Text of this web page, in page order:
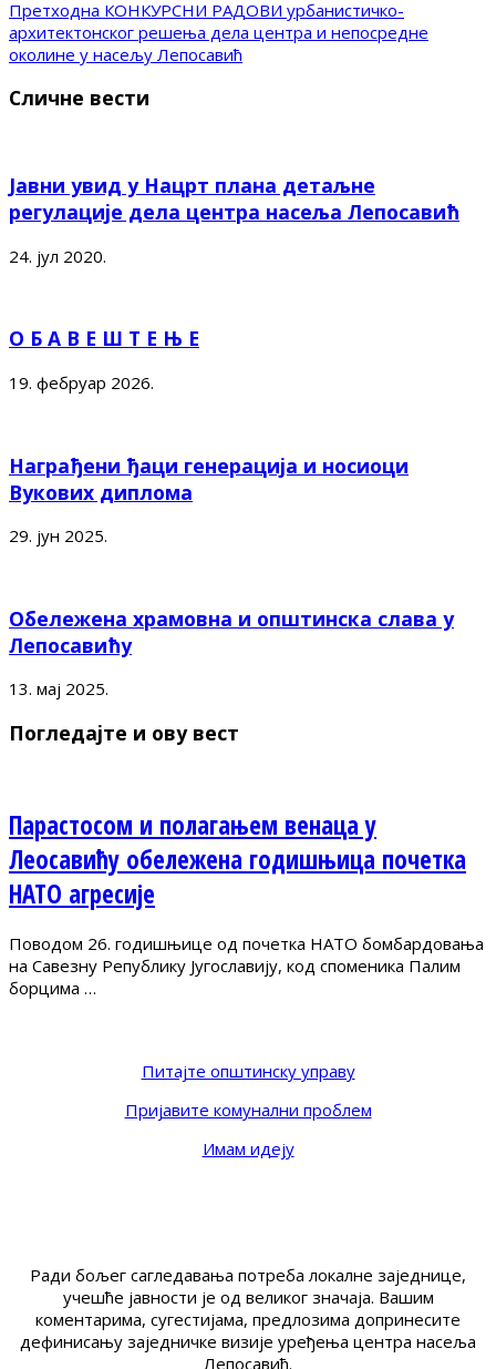
Претходна КОНКУРСНИ РАДОВИ урбанистичко-
архитектонског решења дела центра и непосредне
околине у насељу Лепосавић
Сличне вести
Јавни увид у Нацрт плана детаљне
регулације дела центра насеља Лепосавић
24. јул 2020.
О Б А В Е Ш Т Е Њ Е
19. фебруар 2026.
Награђени ђаци генерација и носиоци
Вукових диплома
29. јун 2025.
Обележена храмовна и општинска слава у
Лепосавићу
13. мај 2025.
Погледајте и ову вест
Парастосом и полагањем венаца у
Леосавићу обележена годишњица почетка
НАТО агресије
Поводом 26. годишњице од почетка НАТО бомбардовања
на Савезну Републику Југославију, код споменика Палим
борцима …
Питајте општинску управу
Пријавите комунални проблем
Имам идеју
Ради бољег сагледавања потреба локалне заједнице,
учешће јавности је од великог значаја. Вашим
коментарима, сугестијама, предлозима допринесите
дефинисању заједничке визије уређења центра насеља
Лепосавић.